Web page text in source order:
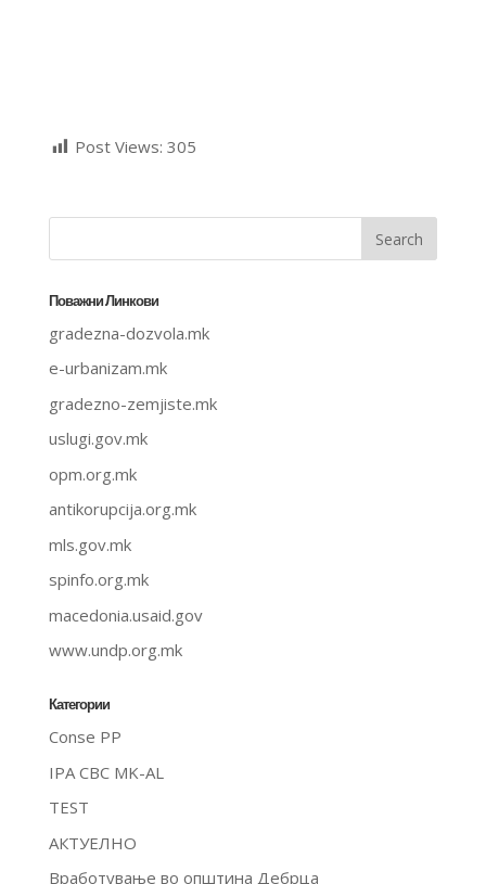
Post Views: 305
Поважни Линкови
gradezna-dozvola.mk
e-urbanizam.mk
gradezno-zemjiste.mk
uslugi.gov.mk
opm.org.mk
antikorupcija.org.mk
mls.gov.mk
spinfo.org.mk
macedonia.usaid.gov
www.undp.org.mk
Категории
Conse PP
IPA CBC MK-AL
TEST
АКТУЕЛНО
Вработување во општина Дебрца